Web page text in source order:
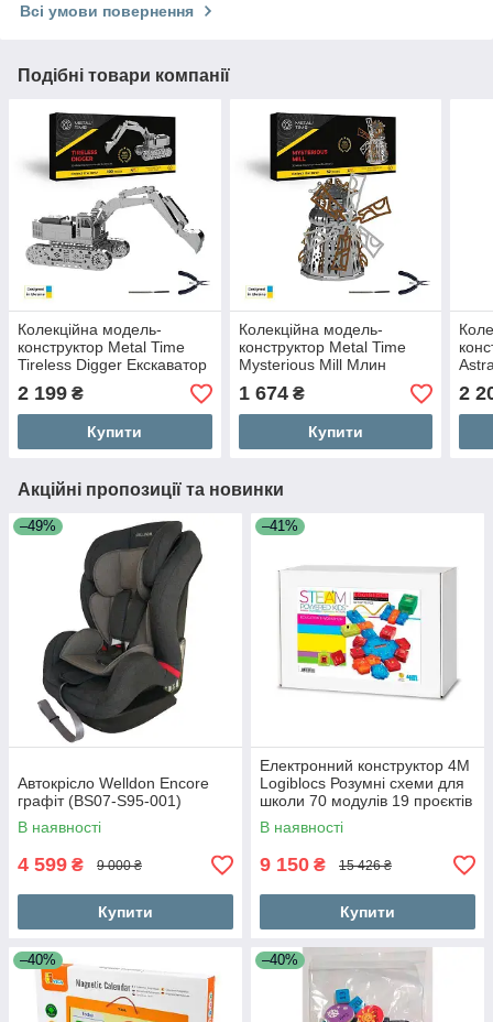
Всі умови повернення
Подібні товари компанії
Колекційна модель-
конструктор Metal Time
Tireless Digger Екскаватор
механічний (MT043)
2 199 ₴
Купити
Колекційна модель-
конструктор Metal Time
Mysterious Mill Млин
електронний двоколірний
(MT054)
1 674₴
Купити
2
Акційні пропозиції та новинки
–49%
Автокрісло Welldon Encore
графіт (BS07-S95-001)
В наявності
4 599 ₴ 9 000 ₴
Купити
–41%
Електронний конструктор 4M
Logiblocs Розумні схеми для
школи 70 модулів 19 проєктів
(0000-01709)
В наявності
9 150 ₴ 15 426 ₴
Купити
–40% –40%